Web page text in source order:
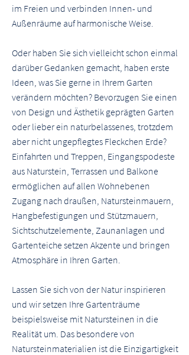
im Freien und verbinden Innen- und
Außenräume auf harmonische Weise.
Oder haben Sie sich vielleicht schon einmal
darüber Gedanken gemacht, haben erste
Ideen, was Sie gerne in Ihrem Garten
verändern möchten? Bevorzugen Sie einen
von Design und Ästhetik geprägten Garten
oder lieber ein naturbelassenes, trotzdem
aber nicht ungepflegtes Fleckchen Erde?
Einfahrten und Treppen, Eingangspodeste
aus Naturstein, Terrassen und Balkone
ermöglichen auf allen Wohnebenen
Zugang nach draußen, Natursteinmauern,
Hangbefestigungen und Stützmauern,
Sichtschutzelemente, Zaunanlagen und
Gartenteiche setzen Akzente und bringen
Atmosphäre in Ihren Garten.
Lassen Sie sich von der Natur inspirieren
und wir setzen Ihre Gartenträume
beispielsweise mit Natursteinen in die
Realität um. Das besondere von
Natursteinmaterialien ist die Einzigartigkeit